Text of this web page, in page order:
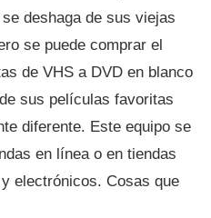
deshaga de sus viejas
se puede comprar el
de VHS a DVD en blanco
sus películas favoritas
diferente. Este equipo se
en línea o en tiendas
electrónicos. Cosas que